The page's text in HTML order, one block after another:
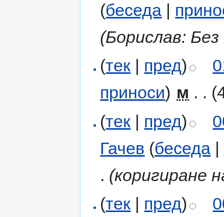
(беседа |
(Борислав: Без
(тек пред)
приноси) м . .
(тек | пред)
Гачев (беседа |
. (коригиране
(тек | пред)